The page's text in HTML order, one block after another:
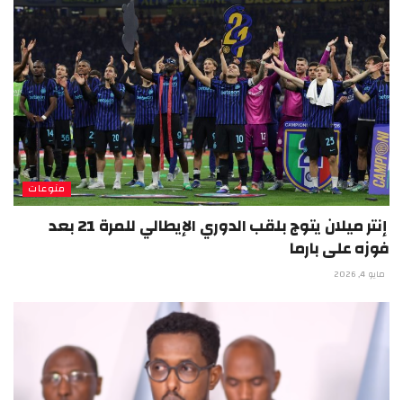
منوعات
إنتر ميلان يتوج بلقب الدوري الإيطالي للمرة 21 بعد
فوزه على بارما
مايو 4, 2026